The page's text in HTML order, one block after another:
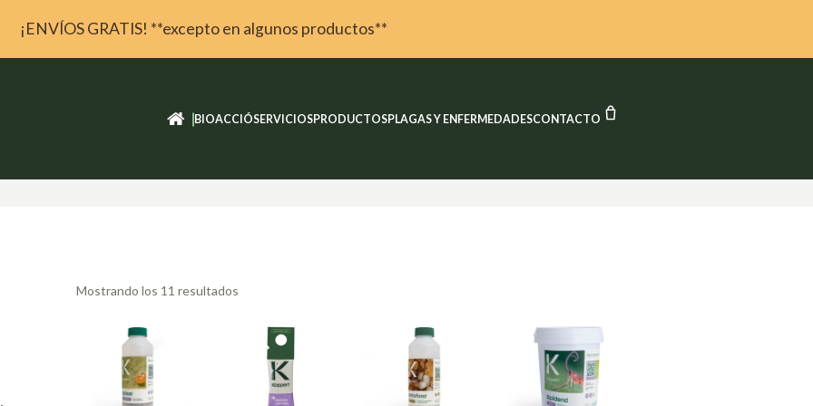
¡ENVÍOS GRATIS! **excepto en algunos productos**
I BIOACCIÓSERVICIOSPRODUCTOSPLAGAS Y ENFERMEDADESCONTACTO
Mostrando los 11 resultados